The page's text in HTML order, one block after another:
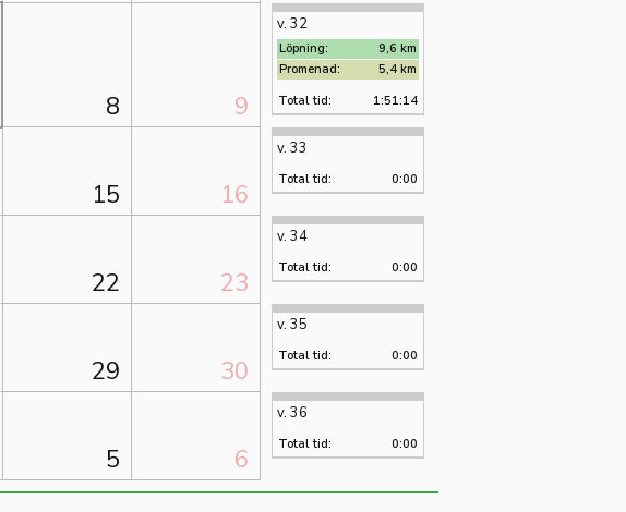
8 9
v. 32
Löpning:
9,6 km
Promenad:
5,4 km
Total tid:
1:51:14
15 16
v. 33
Total tid: 0:00
22 23
v. 34
Total tid: 0:00
29 30
v. 35
Total tid: 0:00
5 6
v. 36
Total tid: 0:00